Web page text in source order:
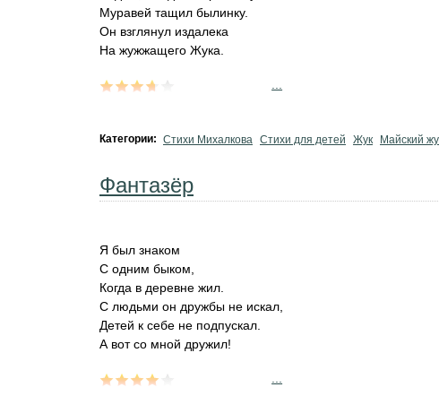
Муравей тащил былинку.
Он взглянул издалека
На жужжащего Жука.
Категории: Стихи Михалкова Стихи для детей Жук Майский
Фантазёр
Я был знаком
С одним быком,
Когда в деревне жил.
С людьми он дружбы не искал,
Детей к себе не подпускал.
А вот со мной дружил!